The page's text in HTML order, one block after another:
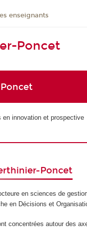
enseignants
Poncet
en innovation et prospective
Poncet
en sciences de
en Décisions et
concentrées autour des